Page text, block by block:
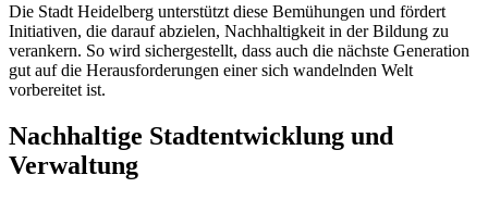
Die Stadt Heidelberg unterstützt diese Bemühungen und fördert
Initiativen, die darauf abzielen, Nachhaltigkeit in der Bildung zu
verankern. So wird sichergestellt, dass auch die nächste Generation
gut auf die Herausforderungen einer sich wandelnden Welt
vorbereitet ist.
Nachhaltige Stadtentwicklung und
Verwaltung